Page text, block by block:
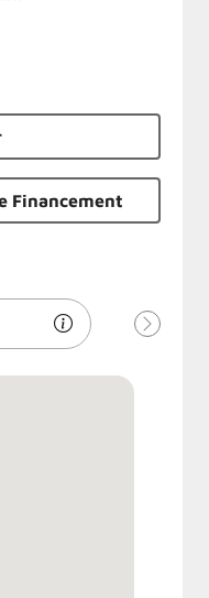
Financement
Suivant